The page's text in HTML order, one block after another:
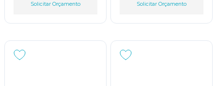
Solicitar Orçamento Solicitar Orçamento